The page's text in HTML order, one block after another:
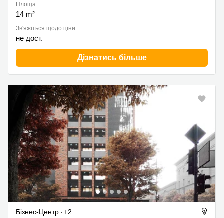
Площа:
14 m²
Зв'яжіться щодо ціни:
не дост.
Дізнатись більше
Бізнес-Центр
+2